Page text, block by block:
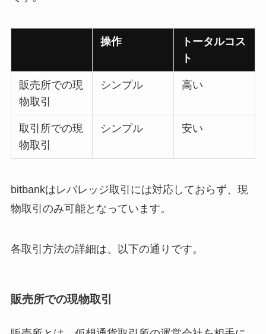
操作
トータルコス
ト
販売所での現
物取引
シンプル 高い
取引所での現
物取引
シンプル 安い
bitbankはレバレッジ取引には対応しておらず、現
物取引のみ可能となっています。
各取引方法の詳細は、以下の通りです。
販売所での現物取引